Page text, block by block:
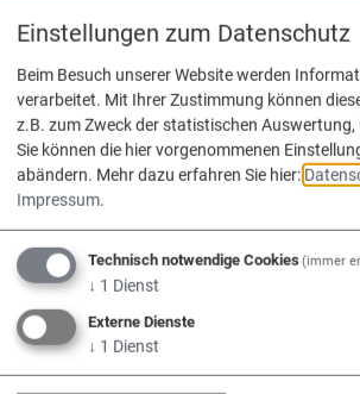
Wir sind die
Nassenfels,
Adelschlag
Einstellungen zum Datenschutz
Beim Besuch unserer Website werden
verarbeitet. Mit Ihrer Zustimmung können
z.B. zum Zweck der statistischen
Sie können die hier vorgenommenen
abändern. Mehr dazu erfahren Sie hier:
Impressum.
Technisch notwendige Cookies(immer
↓ 1 Dienst
Externe Dienste
↓ 1 Dienst